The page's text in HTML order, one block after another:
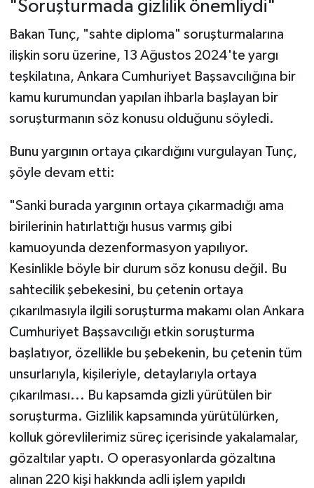
"Soruşturmada gizlilik önemliydi"
Bakan Tunç, "sahte diploma" soruşturmalarına
ilişkin soru üzerine, 13 Ağustos 2024'te yargı
teşkilatına, Ankara Cumhuriyet Başsavcılığına bir
kamu kurumundan yapılan ihbarla başlayan bir
soruşturmanın söz konusu olduğunu söyledi.
Bunu yargının ortaya çıkardığını vurgulayan Tunç,
şöyle devam etti:
"Sanki burada yargının ortaya çıkarmadığı ama
birilerinin hatırlattığı husus varmış gibi
kamuoyunda dezenformasyon yapılıyor.
Kesinlikle böyle bir durum söz konusu değil. Bu
sahtecilik şebekesini, bu çetenin ortaya
çıkarılmasıyla ilgili soruşturma makamı olan Ankara
Cumhuriyet Başsavcılığı etkin soruşturma
başlatıyor, özellikle bu şebekenin, bu çetenin tüm
unsurlarıyla, kişileriyle, detaylarıyla ortaya
çıkarılması... Bu kapsamda gizli yürütülen bir
soruşturma. Gizlilik kapsamında yürütülürken,
kolluk görevlilerimiz süreç içerisinde yakalamalar,
gözaltılar yaptı. O operasyonlarda gözaltına
alınan 220 kişi hakkında adli işlem yapıldı